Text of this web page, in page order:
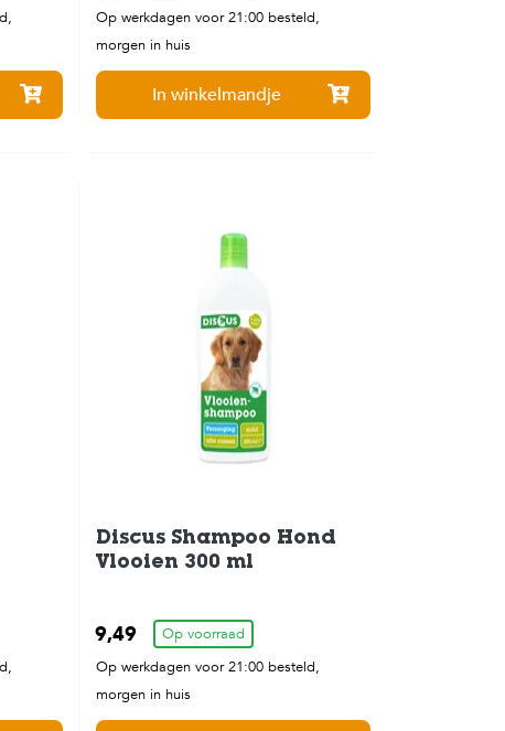
Op werkdagen voor 21:00 besteld,
morgen in huis
In winkelmandje
Discus Shampoo Hond
Vlooien 300 ml
9,49
Op voorraad
Op werkdagen voor 21:00 besteld,
morgen in huis